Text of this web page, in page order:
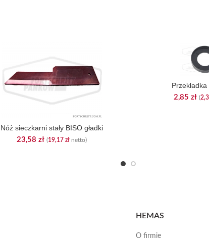
Nóż sieczkarni stały BISO gładki
23,58 zł (19,17 zł netto)
2,85 zł (
HEMAS
O firmie